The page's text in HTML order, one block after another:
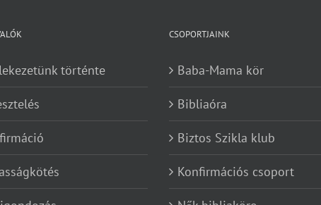
történte
CSOPORTJAINK
Baba-Mama kör
Bibliaóra
Biztos Szikla klub
Konfirmációs csoport